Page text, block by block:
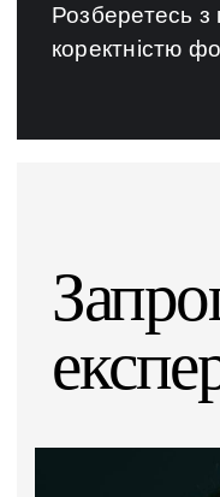
Розберетесь з
коректністю